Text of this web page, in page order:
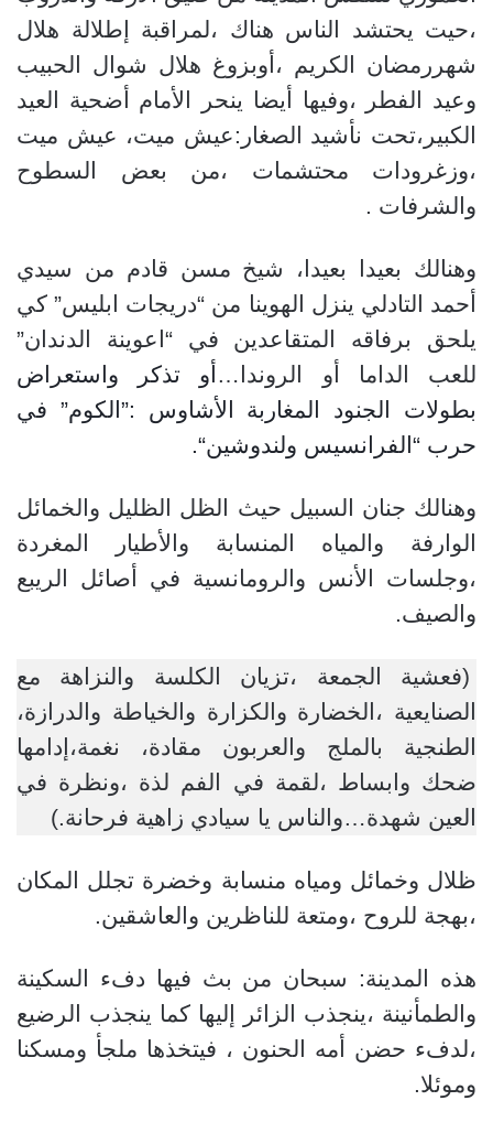
،حيت يحتشد الناس هناك ،لمراقبة إطلالة هلال
شهررمضان الكريم ،أوبزوغ هلال شوال الحبيب
وعيد الفطر ،وفيها أيضا ينحر الأمام أضحية العيد
الكبير ،تحت نأشيد الصغار:عيش ميت، عيش ميت
،وزغرودات محتشمات ،من بعض السطوح
والشرفات .
وهنالك بعيدا بعيدا، شيخ مسن قادم من سيدي
أحمد التادلي ينزل الهوينا من “دريجات ابليس” كي
يلحق برفاقه المتقاعدين في “اعوينة الدندان”
للعب الداما أو الروندا… أو تذكر واستعراض
بطولات الجنود المغاربة الأشاوس :”الكوم” في
حرب “الفرانسيس ولندوشين“.
وهنالك جنان السبيل حيث الظل الظليل والخمائل
الوارفة والمياه المنسابة والأطيار المغردة
،وجلسات الأنس والرومانسية في أصائل الريبع
والصيف.
(فعشية الجمعة ،تزيان الكلسة والنزاهة مع
الصنايعية ،الخضارة والكزارة والخياطة والدرازة،
الطنجية بالملج والعربون مقادة، نغمة،إدامها
ضحك وابساط ،لقمة في الفم لذة ،ونظرة في
العين شهدة…والناس يا سيادي زاهية فرحانة.)
ظلال وخمائل ومياه منسابة وخضرة تجلل المكان
،بهجة للروح ،ومتعة للناظرين والعاشقين.
هذه المدينة: سبحان من بث فيها دفء السكينة
والطمأنينة ،ينجذب الزائر إليها كما ينجذب الرضيع
،لدفء حضن أمه الحنون ، فيتخذها ملجأ ومسكنا
وموئلا.